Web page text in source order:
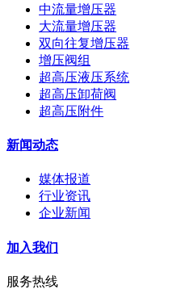
中流量增压器
大流量增压器
双向往复增压器
增压阀组
超高压液压系统
超高压卸荷阀
超高压附件
新闻动态
媒体报道
行业资讯
企业新闻
加入我们
服务热线